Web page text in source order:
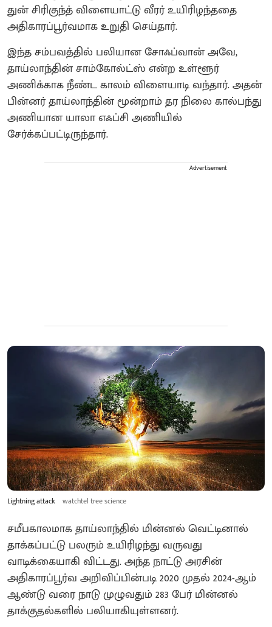
துன் சிரிகுந்த் விளையாட்டு வீரர் உயிரிழந்ததை
அதிகாரப்பூர்வமாக உறுதி செய்தார்.
​இந்த சம்பவத்தில் பலியான சோஃப்வான் அவே,
தாய்லாந்தின் சாம்கோல்ட்ஸ் என்ற உள்ளூர்
அணிக்காக நீண்ட காலம் விளையாடி வந்தார். அதன்
பின்னர் தாய்லாந்தின் மூன்றாம் தர நிலை கால்பந்து
அணியான யாலா எஃப்சி அணியில்
சேர்க்கப்பட்டிருந்தார்.
Advertisement
Lightning attack watchtel tree science
சமீபகாலமாக தாய்லாந்தில் மின்னல் வெட்டினால்
தாக்கப்பட்டு பலரும் உயிரிழந்து வருவது
வாடிக்கையாகி விட்டது. அந்த நாட்டு அரசின்
அதிகாரப்பூர்வ அறிவிப்பின்படி 2020 முதல் 2024-ஆம்
ஆண்டு வரை நாடு முழுவதும் 283 பேர் மின்னல்
தாக்குதல்களில் பலியாகியுள்ளனர்.